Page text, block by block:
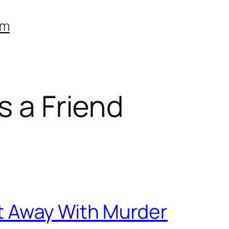
a Friend
Away With Murder